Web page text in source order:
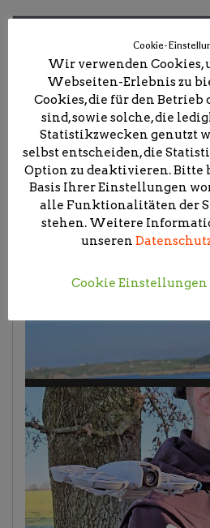
Cookie-
Wir verwenden Cookies,
Webseiten-Erlebnis zu
Cookies, die für den Betrieb
sind, sowie solche, die
Statistikzwecken genutzt
selbst entscheiden, die
Option zu deaktivieren. Bitte
Basis Ihrer Einstellungen
alle Funktionalitäten der
stehen. Weitere
unseren
Cookie Einstellungen